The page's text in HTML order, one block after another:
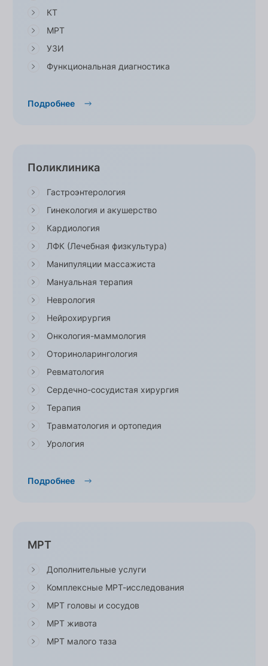
КТ
МРТ
УЗИ
Функциональная диагностика
Подробнее
Поликлиника
Гастроэнтерология
Гинекология и акушерство
Кардиология
ЛФК (Лечебная физкультура)
Манипуляции массажиста
Мануальная терапия
Неврология
Нейрохирургия
Онкология-маммология
Оториноларингология
Ревматология
Сердечно-сосудистая хирургия
Терапия
Травматология и ортопедия
Урология
Подробнее
МРТ
Дополнительные услуги
Комплексные МРТ-исследования
МРТ головы и сосудов
МРТ живота
МРТ малого таза